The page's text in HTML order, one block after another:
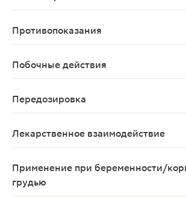
Противопоказания
Побочные действия
Передозировка
Лекарственное взаимодействие
Применение при беременности/
грудью